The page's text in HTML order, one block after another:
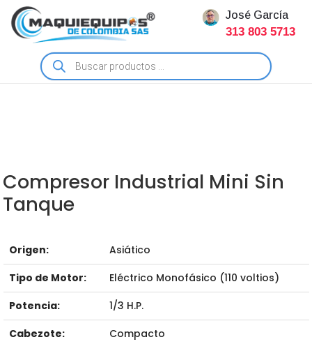
José García
313 803 5713
Búsqueda
de
productos
Compresor Industrial Mini Sin
Tanque
Origen:
Asiático
Tipo de Motor:
Eléctrico Monofásico (110 voltios)
Potencia:
1/3 H.P.
Cabezote:
Compacto